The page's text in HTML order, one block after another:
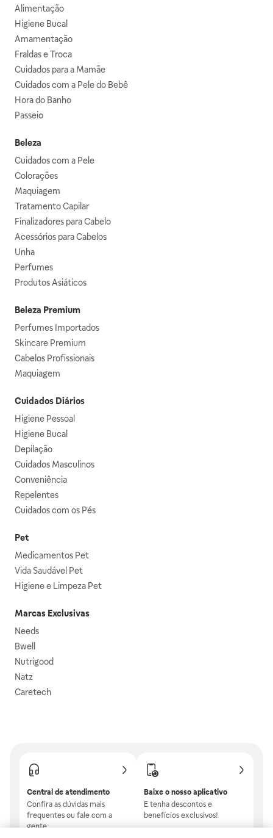
Alimentação
Higiene Bucal
Amamentação
Fraldas e Troca
Cuidados para a Mamãe
Cuidados com a Pele do Bebê
Hora do Banho
Passeio
Beleza
Cuidados com a Pele
Colorações
Maquiagem
Tratamento Capilar
Finalizadores para Cabelo
Acessórios para Cabelos
Unha
Perfumes
Produtos Asiáticos
Beleza Premium
Perfumes Importados
Skincare Premium
Cabelos Profissionais
Maquiagem
Cuidados Diários
Higiene Pessoal
Higiene Bucal
Depilação
Cuidados Masculinos
Conveniência
Repelentes
Cuidados com os Pés
Pet
Medicamentos Pet
Vida Saudável Pet
Higiene e Limpeza Pet
Marcas Exclusivas
Needs
Bwell
Nutrigood
Natz
Caretech
Central de atendimento
Confira as dúvidas mais
frequentes ou fale com a
gente.
Baixe o nosso aplicativo
E tenha descontos e
benefícios exclusivos!